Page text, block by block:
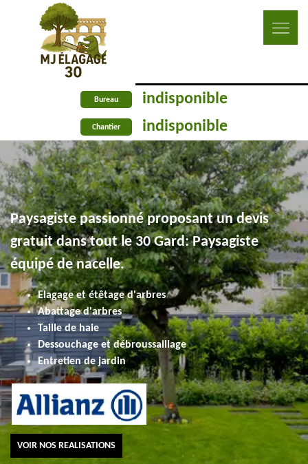
Bureau indisponible
Chantier indisponible
Paysagiste passionné proposant un devis
gratuit dans tout le 30 Gard: Paysagiste
équipé de nacelle.
Elagage et étêtage d'arbres
Abattage d'arbres
Taille de haie
Dessouchage et débroussaillage
Entretien de jardin
VOIR NOS REALISATIONS